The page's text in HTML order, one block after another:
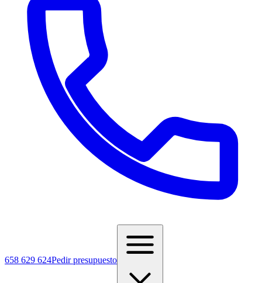
658 629 624Pedir presupuesto